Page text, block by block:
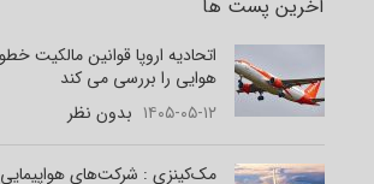
آخرین پست ها
اتحادیه اروپا قوانین مالکیت
هوایی را بررسی می کند
۱۴۰۵-۰۵-۱۲ بدون نظر
مک‌کینزی : شرکت‌های